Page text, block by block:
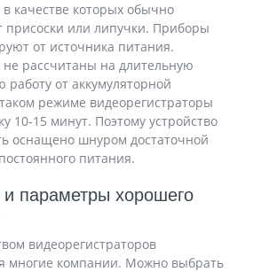
качестве которых обычно
присоски или липучки. Приборы
от источника питания.
не рассчитаны на длительную
работу от аккумуляторной
режиме видеорегистраторы
10-15 минут. Поэтому устройство
оснащено шнуром достаточной
питания.
и параметры хорошего
видеорегистраторов
многие компании. Можно выбрать